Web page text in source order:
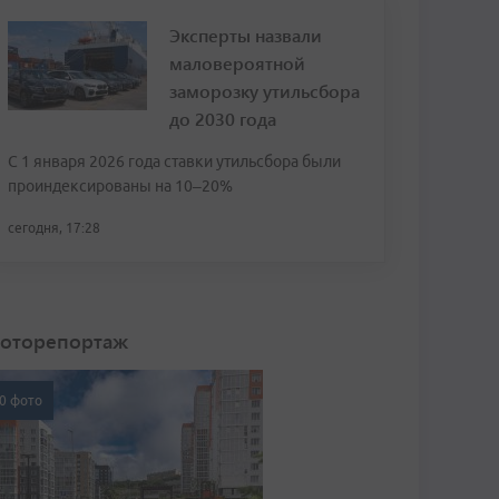
Эксперты назвали
маловероятной
заморозку утильсбора
до 2030 года
С 1 января 2026 года ставки утильсбора были
проиндексированы на 10–20%
сегодня, 17:28
фото